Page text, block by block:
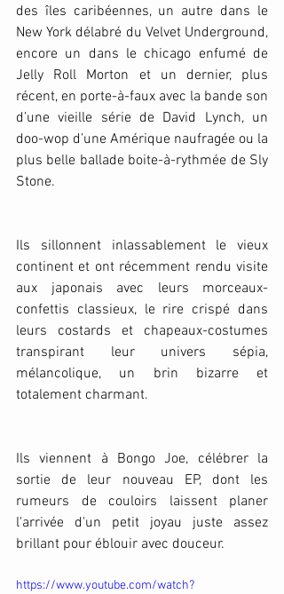
des îles caribéennes, un autre dans le
New York délabré du Velvet Underground,
encore un dans le chicago enfumé de
Jelly Roll Morton et un dernier, plus
récent, en porte-à-faux avec la bande son
d’une vieille série de David Lynch, un
doo-wop d’une Amérique naufragée ou la
plus belle ballade boite-à-rythmée de Sly
Stone.
Ils sillonnent inlassablement le vieux
continent et ont récemment rendu visite
aux japonais avec leurs morceaux-
confettis classieux, le rire crispé dans
leurs costards et chapeaux-costumes
transpirant leur univers sépia,
mélancolique, un brin bizarre et
totalement charmant.
Ils viennent à Bongo Joe, célébrer la
sortie de leur nouveau EP, dont les
rumeurs de couloirs laissent planer
l'arrivée d'un petit joyau juste assez
brillant pour éblouir avec douceur.
https://www.youtube.com/watch?